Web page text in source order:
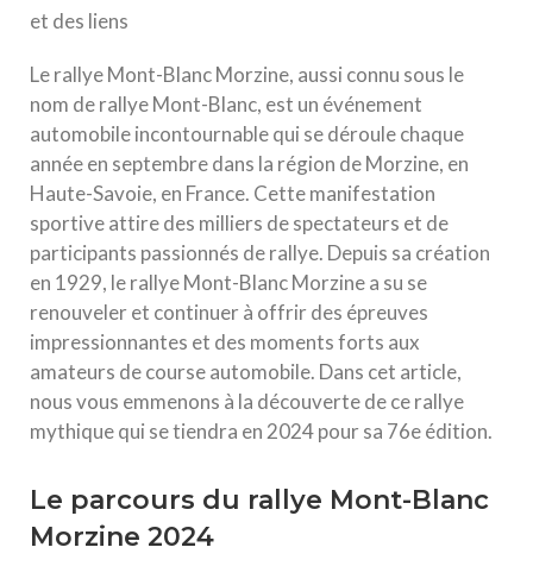
et des liens
Le rallye Mont-Blanc Morzine, aussi connu sous le
nom de rallye Mont-Blanc, est un événement
automobile incontournable qui se déroule chaque
année en septembre dans la région de Morzine, en
Haute-Savoie, en France. Cette manifestation
sportive attire des milliers de spectateurs et de
participants passionnés de rallye. Depuis sa création
en 1929, le rallye Mont-Blanc Morzine a su se
renouveler et continuer à offrir des épreuves
impressionnantes et des moments forts aux
amateurs de course automobile. Dans cet article,
nous vous emmenons à la découverte de ce rallye
mythique qui se tiendra en 2024 pour sa 76e édition.
Le parcours du rallye Mont-Blanc
Morzine 2024